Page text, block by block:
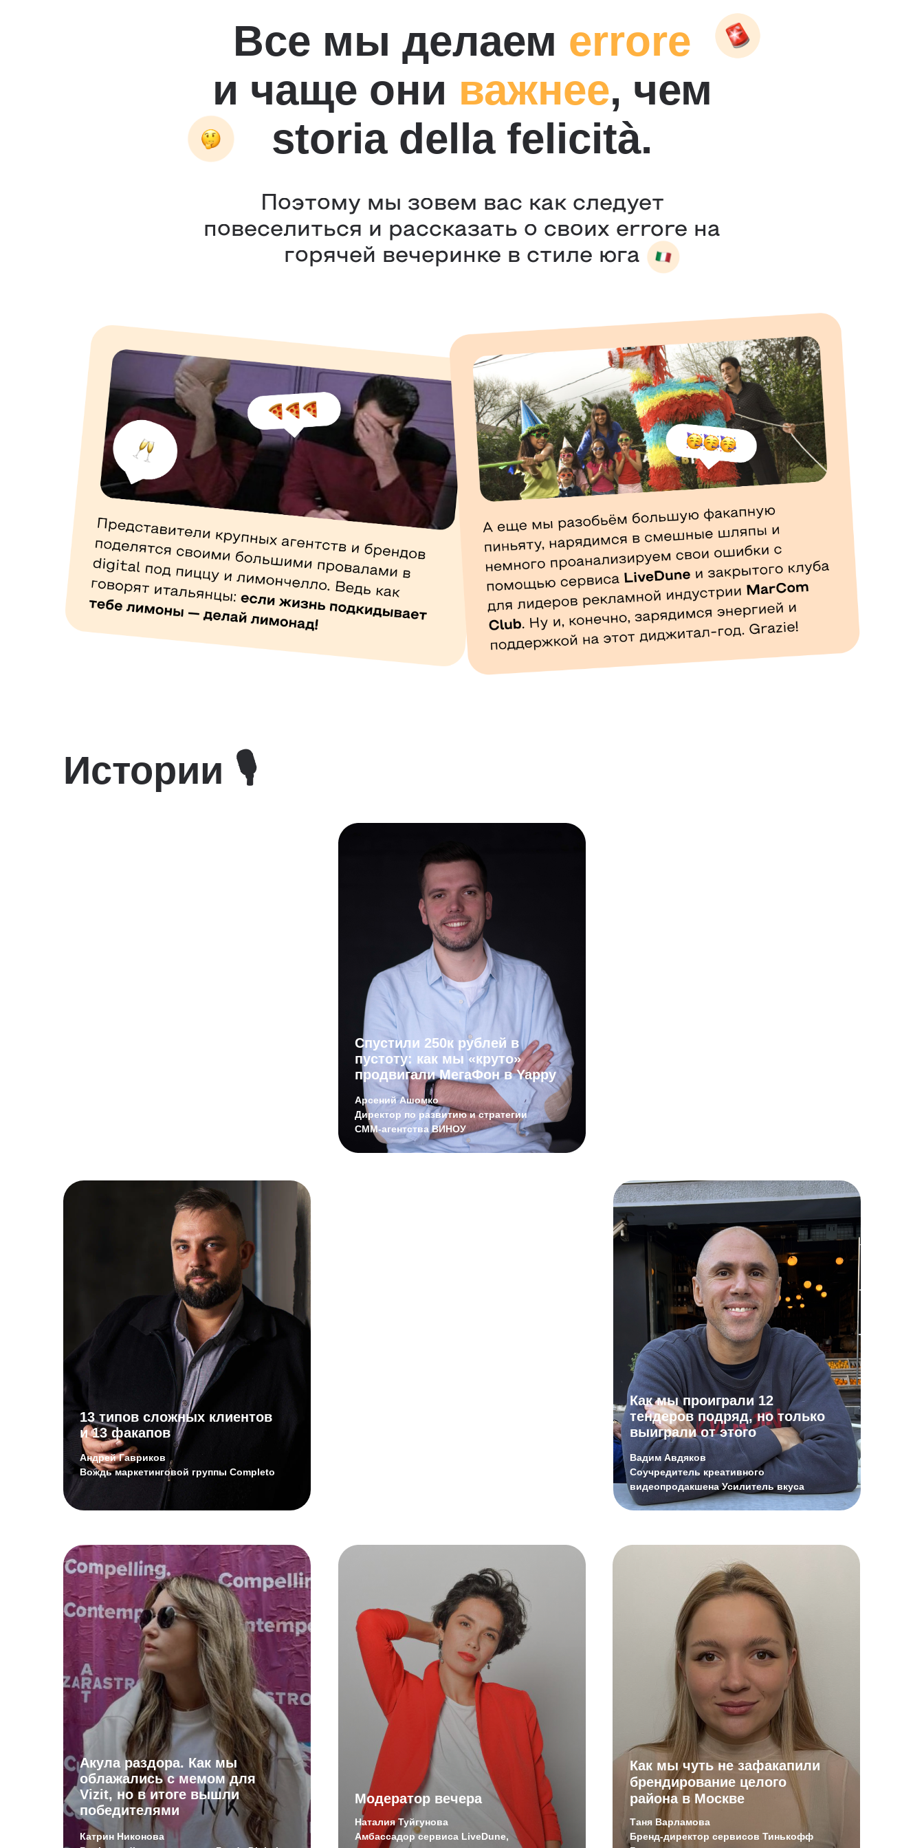
Поэтому мы зовем вас как следует
повеселиться и рассказать о своих errore на
горячей вечеринке в стиле юга
Все мы делаем errore
и чаще они важнее, чем
storia della felicità.
Представители крупных агентств и брендов
поделятся своими большими провалами в
если жизнь подкидывает
А еще мы разобьём большую факапную
пиньяту, нарядимся в смешные шляпы и
немного проанализируем свои ошибки с
помощью сервиса LiveDune и закрытого клуба
для лидеров рекламной индустрии MarCom
поддержкой на этот диджитал-год. Gracias!
Арсений Ашомко
Директор по развитию и стратегии
СММ-агентства ВИНОУ
Спустили 250к рублей в
пустоту: как мы «круто»
продвигали МегаФон в Yappy
13 типов сложных клиентов
и 13 факапов
Андрей Гавриков
Вождь маркетинговой группы Completo
Вадим Авдяков
Cоучредитель креативного
видеопродакшена Усилитель вкуса
Как мы проиграли 12
тендеров подряд, но только
выиграли от этого
Истории 🎙️
Катрин Никонова
Акула раздора. Как мы
облажались с мемом для
Vizit, но в итоге вышли
победителями
Наталия Туйгунова
Амбассадор сервиса LiveDune,
Таня Варламова
Бренд-директор сервисов Тинькофф
Как мы чуть не зафакапили
брендирование целого
района в Москве
Модератор вечера